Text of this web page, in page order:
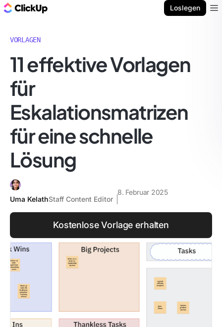
Loslegen
VORLAGEN
11 effektive Vorlagen
für
Eskalationsmatrizen
für eine schnelle
Lösung
Uma KelathStaff Content Editor
8. Februar 2025
Kostenlose Vorlage erhalten